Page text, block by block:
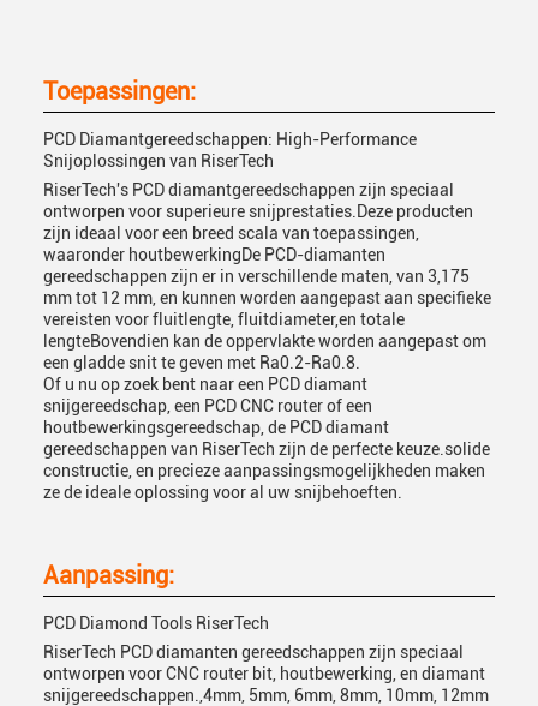
Toepassingen:
PCD Diamantgereedschappen: High-Performance
Snijoplossingen van RiserTech
RiserTech's PCD diamantgereedschappen zijn speciaal
ontworpen voor superieure snijprestaties.Deze producten
zijn ideaal voor een breed scala van toepassingen,
waaronder houtbewerkingDe PCD-diamanten
gereedschappen zijn er in verschillende maten, van 3,175
mm tot 12 mm, en kunnen worden aangepast aan specifieke
vereisten voor fluitlengte, fluitdiameter,en totale
lengteBovendien kan de oppervlakte worden aangepast om
een gladde snit te geven met Ra0.2-Ra0.8.
Of u nu op zoek bent naar een PCD diamant
snijgereedschap, een PCD CNC router of een
houtbewerkingsgereedschap, de PCD diamant
gereedschappen van RiserTech zijn de perfecte keuze.solide
constructie, en precieze aanpassingsmogelijkheden maken
ze de ideale oplossing voor al uw snijbehoeften.
Aanpassing:
PCD Diamond Tools RiserTech
RiserTech PCD diamanten gereedschappen zijn speciaal
ontworpen voor CNC router bit, houtbewerking, en diamant
snijgereedschappen.,4mm, 5mm, 6mm, 8mm, 10mm, 12mm